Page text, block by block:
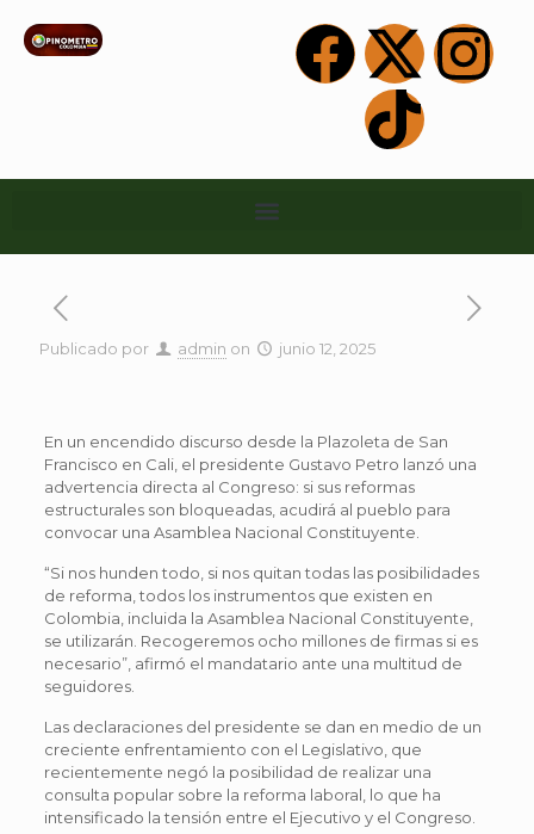
Publicado por admin on junio 12, 2025
En un encendido discurso desde la Plazoleta de San
Francisco en Cali, el presidente Gustavo Petro lanzó una
advertencia directa al Congreso: si sus reformas
estructurales son bloqueadas, acudirá al pueblo para
convocar una Asamblea Nacional Constituyente.
“Si nos hunden todo, si nos quitan todas las posibilidades
de reforma, todos los instrumentos que existen en
Colombia, incluida la Asamblea Nacional Constituyente,
se utilizarán. Recogeremos ocho millones de firmas si es
necesario”, afirmó el mandatario ante una multitud de
seguidores.
Las declaraciones del presidente se dan en medio de un
creciente enfrentamiento con el Legislativo, que
recientemente negó la posibilidad de realizar una
consulta popular sobre la reforma laboral, lo que ha
intensificado la tensión entre el Ejecutivo y el Congreso.